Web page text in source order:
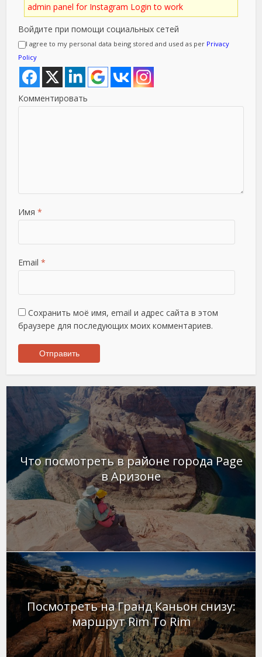
admin panel for Instagram Login to work
Войдите при помощи социальных сетей
I agree to my personal data being stored and used as per Privacy
Policy
Комментировать
Имя *
Email *
Сохранить моё имя, email и адрес сайта в этом
браузере для последующих моих комментариев.
Что посмотреть в районе города Page
в Аризоне
Посмотреть на Гранд Каньон снизу:
маршрут Rim To Rim